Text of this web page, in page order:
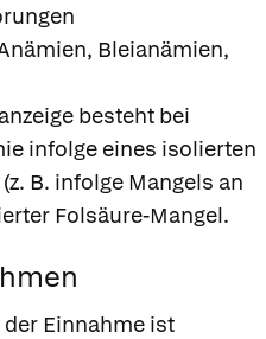
Bleianämien,
besteht bei
infolge eines isolierten
B. infolge Mangels an
Folsäure-Mangel.
Einnahme ist